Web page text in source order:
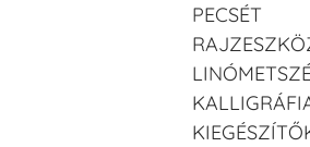
PECSÉT